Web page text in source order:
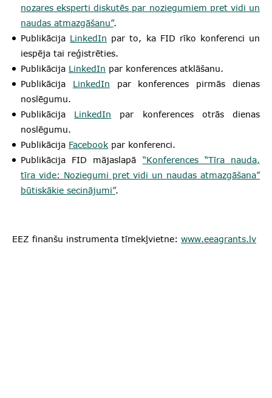
nozares eksperti diskutēs par noziegumiem pret vidi un
naudas atmazgāšanu”.
Publikācija LinkedIn par to, ka FID rīko konferenci un
iespēja tai reģistrēties.
Publikācija LinkedIn par konferences atklāšanu.
Publikācija LinkedIn par konferences pirmās dienas
noslēgumu.
Publikācija LinkedIn par konferences otrās dienas
noslēgumu.
Publikācija Facebook par konferenci.
Publikācija FID mājaslapā “Konferences “Tīra nauda,
tīra vide: Noziegumi pret vidi un naudas atmazgāšana”
būtiskākie secinājumi”.
EEZ finanšu instrumenta tīmekļvietne: www.eeagrants.lv